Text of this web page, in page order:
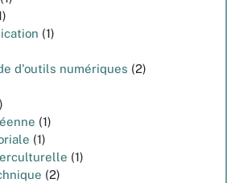
(1)
d'outils numériques (2)
(1)
(1)
(1)
(2)